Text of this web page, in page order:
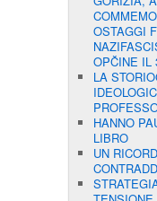
OSTAGGI
OPČINE IL
LA
HANNO
LIBRO
UN